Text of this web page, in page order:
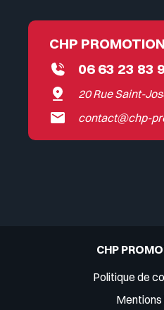
CHP PROMOTION
06 63 23 83
20 Rue Saint-
contact@chp-
CHP
Politique de